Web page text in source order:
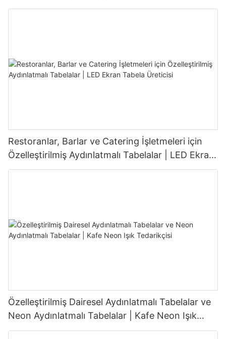
Restoranlar, Barlar ve Catering İşletmeleri için
Özelleştirilmiş Aydınlatmalı Tabelalar | LED Ekran
Tabela Üreticisi
Özelleştirilmiş Dairesel Aydınlatmalı Tabelalar ve
Neon Aydınlatmalı Tabelalar | Kafe Neon Işık
Tedarikçisi